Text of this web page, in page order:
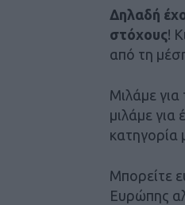
Δηλαδή
στόχους!
από τη
Μιλάμε για
μιλάμε για
κατηγορία
Μπορείτε
Ευρώπης